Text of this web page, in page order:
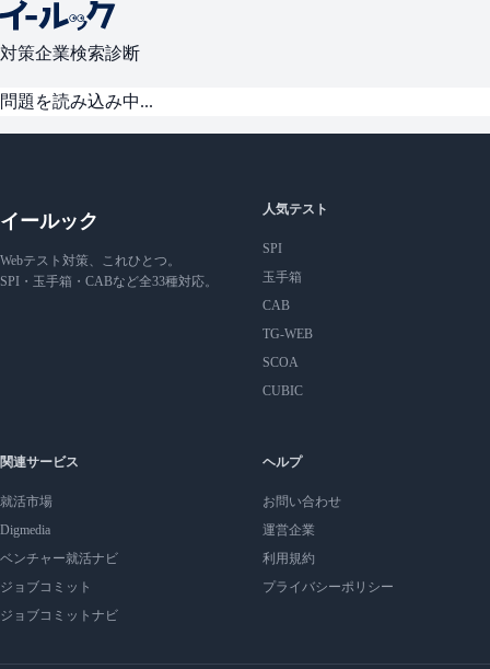
対策企業検索診断
問題を読み込み中...
イールック
Webテスト対策、これひとつ。
SPI・玉手箱・CABなど全33種対応。
人気テスト
SPI
玉手箱
CAB
TG-WEB
SCOA
CUBIC
関連サービス
就活市場
Digmedia
ベンチャー就活ナビ
ジョブコミット
ジョブコミットナビ
ヘルプ
お問い合わせ
運営企業
利用規約
プライバシーポリシー